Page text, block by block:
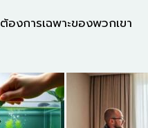
องการเฉพาะของพวกเขา